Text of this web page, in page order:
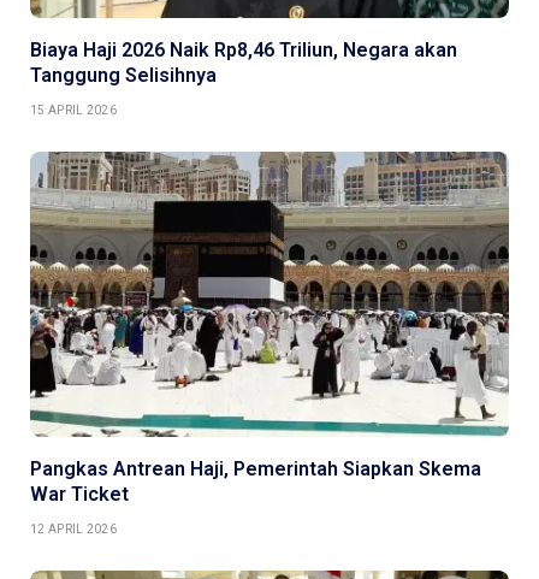
Biaya Haji 2026 Naik Rp8,46 Triliun, Negara akan
Tanggung Selisihnya
15 APRIL 2026
Pangkas Antrean Haji, Pemerintah Siapkan Skema
War Ticket
12 APRIL 2026